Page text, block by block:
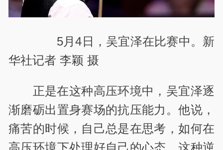
5月4日，吴宜泽在比赛中。新
华社记者 李颖 摄
正是在这种高压环境中，吴宜泽逐
渐磨砺出置身赛场的抗压能力。他说，
痛苦的时候，自己总是在思考，如何在
高压环境下处理好自己的心态。这种逆